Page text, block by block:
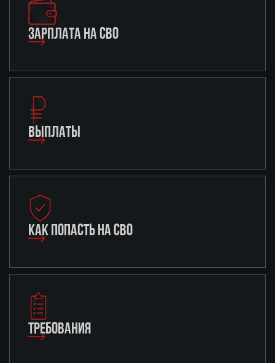
ЗАРПЛАТА НА СВО
ВЫПЛАТЫ
КАК ПОПАСТЬ НА СВО
ТРЕБОВАНИЯ